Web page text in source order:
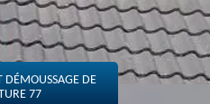
DÉMOUSSAGE DE
77